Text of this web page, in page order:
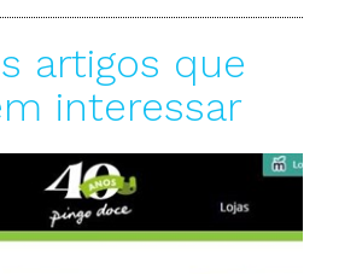
artigos que
interessar